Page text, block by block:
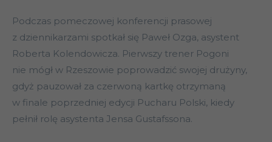
Podczas pomeczowej konferencji prasowej
z dziennikarzami spotkał się Paweł Ozga, asystent
Roberta Kolendowicza. Pierwszy trener Pogoni
nie mógł w Rzeszowie poprowadzić swojej drużyny,
gdyż pauzował za czerwoną kartkę otrzymaną
w finale poprzedniej edycji Pucharu Polski, kiedy
pełnił rolę asystenta Jensa Gustafssona.